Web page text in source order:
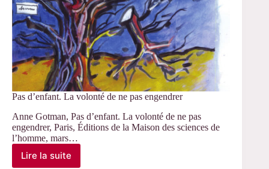
Pas d’enfant. La volonté de ne pas engendrer
Anne Gotman, Pas d’enfant. La volonté de ne pas
engendrer, Paris, Éditions de la Maison des sciences de
l’homme, mars…
Lire la suite
Pas